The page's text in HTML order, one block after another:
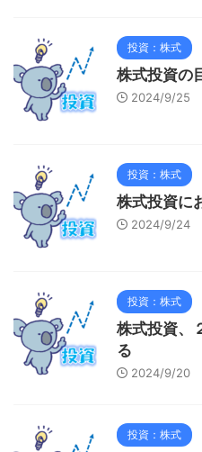
投資：株式
株式投資の
2024/9/25
投資：株式
株式投資に
2024/9/24
投資：株式
株式投資、
る
2024/9/20
投資：株式